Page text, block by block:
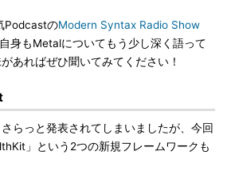
PodcastのModern Syntax Radio Show
身もMetalについてもう少し深く語って
あればぜひ聞いてみてください！
らっと発表されてしまいましたが、今回
」という2つの新規フレームワークも